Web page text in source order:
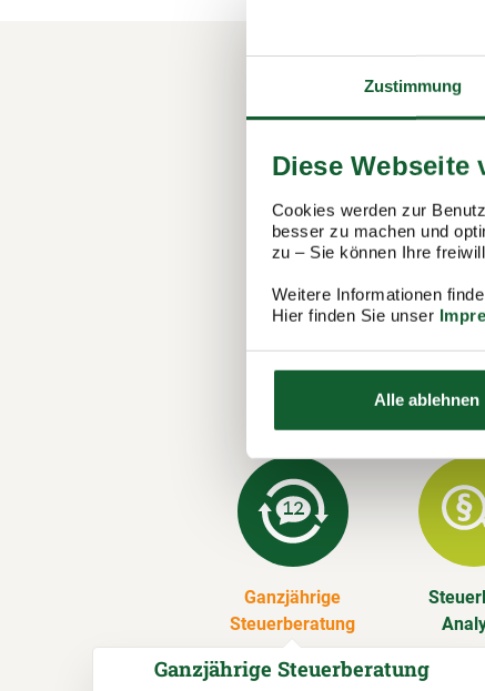
Zustimmung
Diese Webseite
Cookies werden zur
besser zu machen und
zu – Sie können Ihre
Weitere Informationen
Hier finden Sie unser
Alle ablehnen
Ihre
Der
1.100
in
Wir
über.
Ganzjährige
Steuerberatung
Ganzjährige Steuerberatung